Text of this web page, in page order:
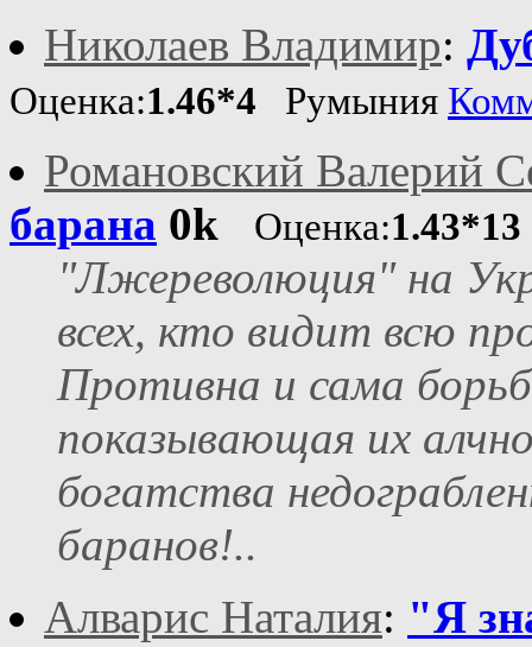
Николаев Владимир:
Оценка:1.46*4 Румыния
Романовский Валерий
барана 0k Оценка:1.43*13
"Лжереволюция" на
всех, кто видит всю
Противна и сама
показывающая их
богатства
баранов!..
Алварис Наталия: "Я